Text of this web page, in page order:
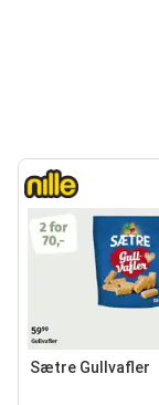
Sætre Gullvafler